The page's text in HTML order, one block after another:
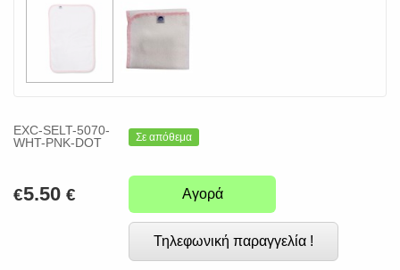
EXC-SELT-5070-
WHT-PNK-DOT
Σε απόθεμα
€5.50 € Αγορά
Τηλεφωνική παραγγελία !